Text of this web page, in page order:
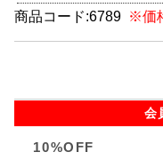
レアパーツ/在庫限り
便利アイテム
BMW MINI
商品コード:6789 ※価
会
10%OFF